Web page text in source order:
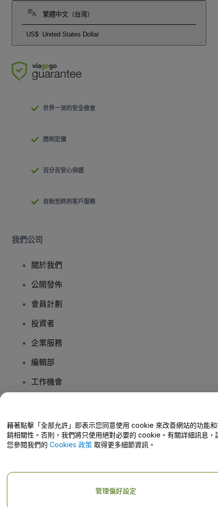
繁體中文（台灣）
US$ United States Dollar
世界一流的安全檢查
透明定價
百分百安心保證
自始至終的客戶服務
我們公司
關於我們
公開發佈
會員計劃
投資者
企業服務
編輯部
工作機會
幫助中心 / 聯絡我們
公司詳情
藉著點擊「全部允許」即表示您同意使用 cookie 來改善網站的功能
銷相關性。否則，我們將只使用絕對必要的 cookie。有關詳細訊息，
您參閱我們的 Cookies 政策 取得更多細節資訊。
管理偏好設定